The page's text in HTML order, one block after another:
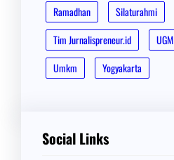
Ramadhan
Silaturahmi
Tim Jurnalispreneur.id
UGM
Umkm
Yogyakarta
Social Links